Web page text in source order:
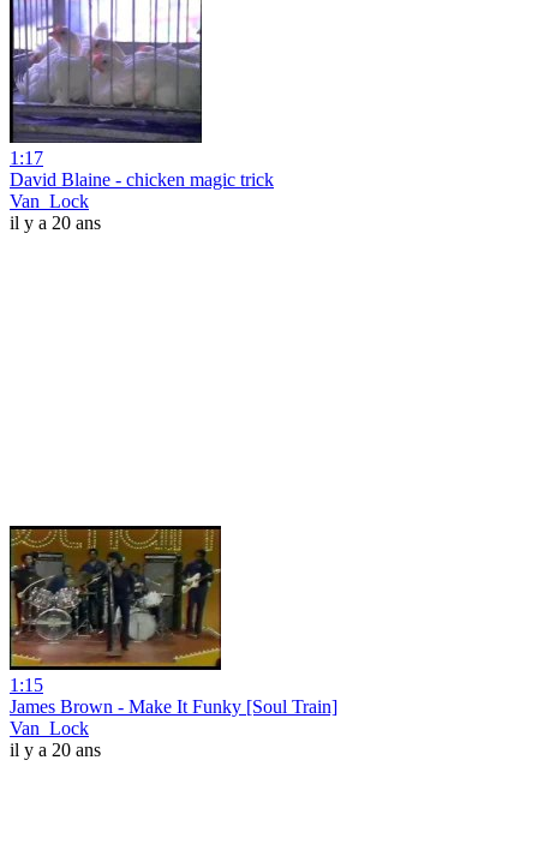
1:17
David Blaine - chicken magic trick
Van_Lock
il y a 20 ans
1:15
James Brown - Make It Funky [Soul Train]
Van_Lock
il y a 20 ans